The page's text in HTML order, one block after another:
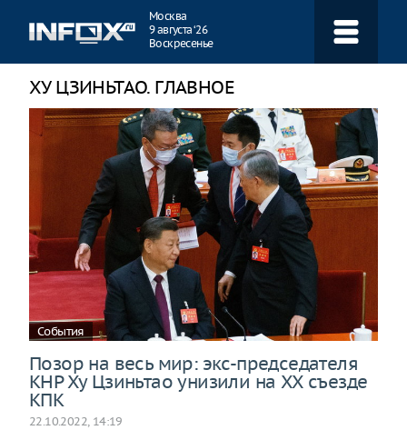
Москва
9 августа ‘26
Воскресенье
ХУ ЦЗИНЬТАО. ГЛАВНОЕ
События
Позор на весь мир: экс-председателя
КНР Ху Цзиньтао унизили на XX съезде
КПК
22.10.2022, 14:19